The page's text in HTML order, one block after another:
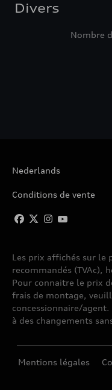
Divers
Nombre
Nederlands
Conditions de vente
Les prix affichés sur le
recommandés (TVAc),
Pour connaitre le prix
frais de montage,
concessionnaire/
à des changements
Mentions légales